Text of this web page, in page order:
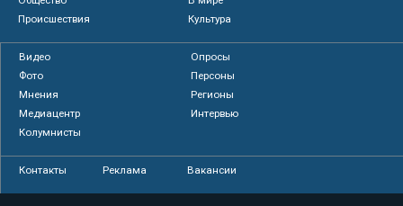
Происшествия
Культура
Видео
Опросы
Фото
Персоны
Мнения
Регионы
Медиацентр
Интервью
Колумнисты
Контакты Реклама Вакансии